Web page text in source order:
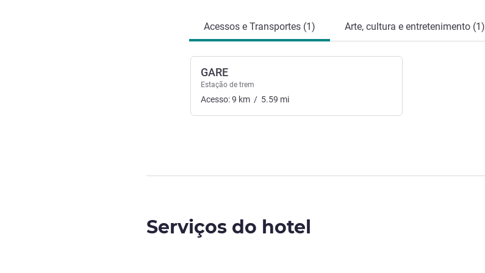
Acessos e Transportes (1) Arte, cultura e entretenimento (1)
GARE
Estação de trem
Acesso:9 km / 5.59 mi
Serviços do hotel